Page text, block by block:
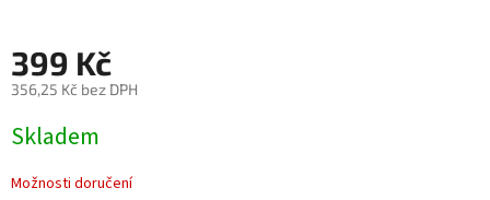
399 Kč
356,25 Kč bez DPH
cena:
Skladem
Možnosti doručení